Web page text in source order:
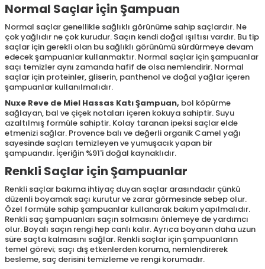
Normal Saçlar için Şampuan
Normal saçlar genellikle sağlıklı görünüme sahip saçlardır. Ne
çok yağlıdır ne çok kurudur. Saçın kendi doğal ışıltısı vardır. Bu tip
saçlar için gerekli olan bu sağlıklı görünümü sürdürmeye devam
edecek şampuanlar kullanmaktır. Normal saçlar için şampuanlar
saçı temizler aynı zamanda hafif de olsa nemlendirir. Normal
saçlar için proteinler, gliserin, panthenol ve doğal yağlar içeren
şampuanlar kullanılmalıdır.
Nuxe Reve de Miel Hassas Katı Şampuan, bol köpürme
sağlayan, bal ve çiçek notaları içeren kokuya sahiptir. Suyu
azaltılmış formüle sahiptir. Kolay taranan ipeksi saçlar elde
etmenizi sağlar. Provence balı ve değerli organik Camel yağı
sayesinde saçları temizleyen ve yumuşacık yapan bir
şampuandır. İçeriğin %91'i doğal kaynaklıdır.
Renkli Saçlar için Şampuanlar
Renkli saçlar bakıma ihtiyaç duyan saçlar arasındadır çünkü
düzenli boyamak saçı kurutur ve zarar görmesinde sebep olur.
Özel formüle sahip şampuanlar kullanarak bakım yapılmalıdır.
Renkli saç şampuanları saçın solmasını önlemeye de yardımcı
olur. Boyalı saçın rengi hep canlı kalır. Ayrıca boyanın daha uzun
süre saçta kalmasını sağlar. Renkli saçlar için şampuanların
temel görevi; saçı dış etkenlerden koruma, nemlendirerek
besleme, saç derisini temizleme ve rengi korumadır.